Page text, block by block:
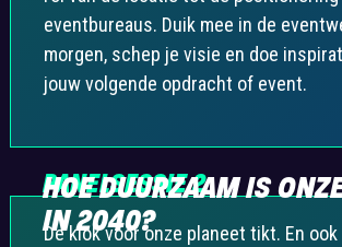
eventbureaus. Duik mee in de
morgen, schep je visie en doe
jouw volgende opdracht of event.
PANELSESSIE 2
HOE DUURZAAM IS
IN 2040?
De klok voor onze planeet tikt. En ook